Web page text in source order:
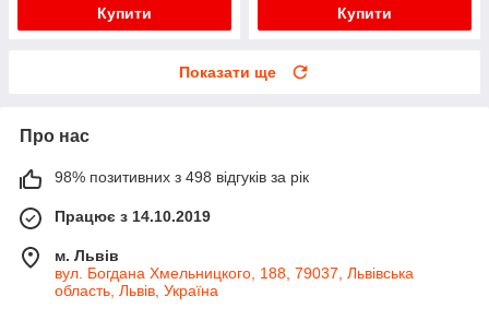
Купити Купити
Показати ще
Про нас
98% позитивних з 498 відгуків за рік
Працює з 14.10.2019
м. Львів
вул. Богдана Хмельницкого, 188, 79037, Львівська
область, Львів, Україна